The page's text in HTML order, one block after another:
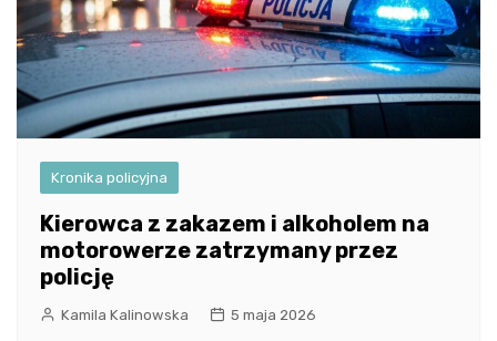
Kronika policyjna
Kierowca z zakazem i alkoholem na
motorowerze zatrzymany przez
policję
Kamila Kalinowska 5 maja 2026